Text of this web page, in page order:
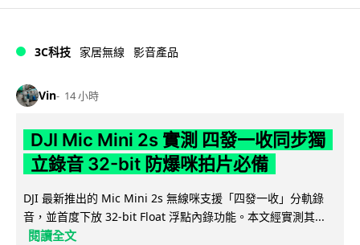
3C科技 家居無線 影音產品
Vin 14 小時
DJI Mic Mini 2s 實測 四發一收同步獨
立錄音 32-bit 防爆咪拍片必備
DJI 最新推出的 Mic Mini 2s 無線咪支援「四發一收」分軌錄
音，並首度下放 32-bit Float 浮點內錄功能。本文經實測其...
閱讀全文